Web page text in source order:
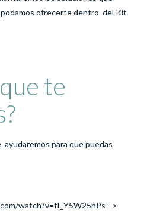
ofrecerte dentro del Kit
te
ayudaremos para que puedas
watch?v=fI_Y5W25hPs –>